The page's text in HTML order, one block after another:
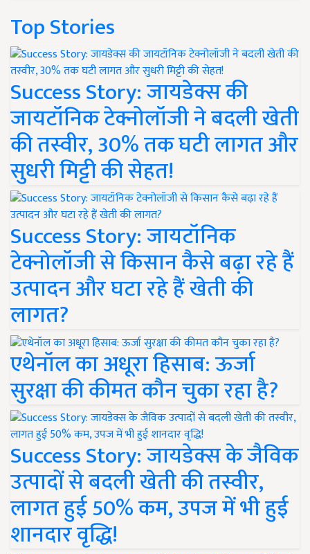
Top Stories
Success Story: जायडेक्स की
जायटॉनिक टेक्नोलॉजी ने बदली खेती
की तस्वीर, 30% तक घटी लागत और
सुधरी मिट्टी की सेहत!
Success Story: जायटॉनिक
टेक्नोलॉजी से किसान कैसे बढ़ा रहे हैं
उत्पादन और घटा रहे हैं खेती की
लागत?
एथेनॉल का अधूरा हिसाब: ऊर्जा
सुरक्षा की कीमत कौन चुका रहा है?
Success Story: जायडेक्स के जैविक
उत्पादों से बदली खेती की तस्वीर,
लागत हुई 50% कम, उपज में भी हुई
शानदार वृद्धि!